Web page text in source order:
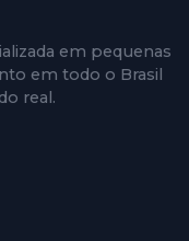
em pequenas
em todo o Brasil
real.